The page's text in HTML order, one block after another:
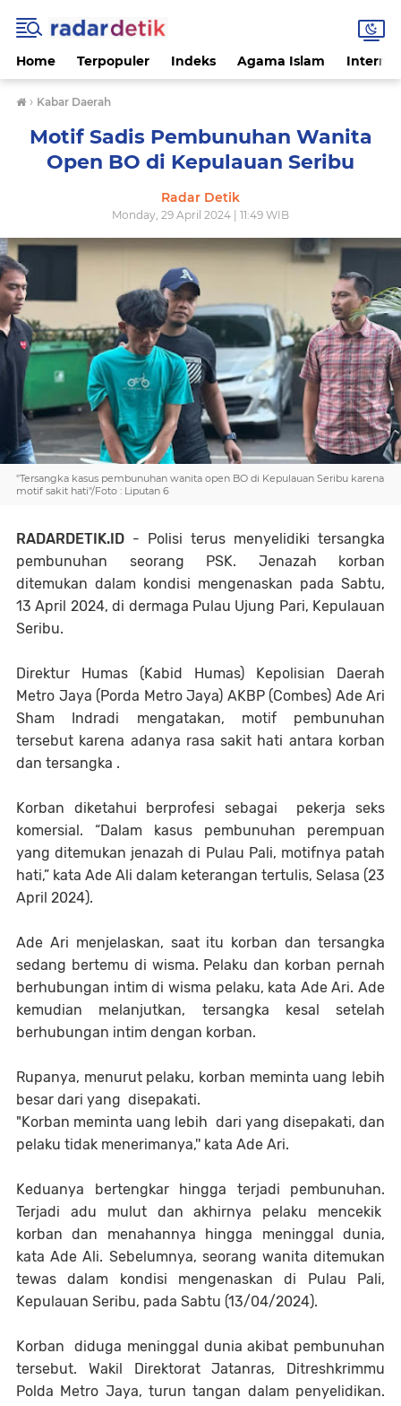
Home Terpopuler Indeks Agama Islam
› Kabar Daerah
Motif Sadis Pembunuhan Wanita
Open BO di Kepulauan Seribu
Radar Detik
Monday, 29 April 2024 | 11:49 WIB
"Tersangka kasus pembunuhan wanita open BO di Kepulauan Seribu karena
motif sakit hati"/Foto : Liputan 6
RADARDETIK.ID - Polisi terus menyelidiki tersangka
pembunuhan seorang PSK. Jenazah korban
ditemukan dalam kondisi mengenaskan pada Sabtu,
13 April 2024, di dermaga Pulau Ujung Pari, Kepulauan
Seribu.
Direktur Humas (Kabid Humas) Kepolisian Daerah
Metro Jaya (Porda Metro Jaya) AKBP (Combes) Ade Ari
Sham Indradi mengatakan, motif pembunuhan
tersebut karena adanya rasa sakit hati antara korban
dan tersangka .
Korban diketahui berprofesi sebagai pekerja seks
komersial. “Dalam kasus pembunuhan perempuan
yang ditemukan jenazah di Pulau Pali, motifnya patah
hati,” kata Ade Ali dalam keterangan tertulis, Selasa (23
April 2024).
Ade Ari menjelaskan, saat itu korban dan tersangka
sedang bertemu di wisma. Pelaku dan korban pernah
berhubungan intim di wisma pelaku, kata Ade Ari. Ade
kemudian melanjutkan, tersangka kesal setelah
berhubungan intim dengan korban.
Rupanya, menurut pelaku, korban meminta uang lebih
besar dari yang disepakati.
"Korban meminta uang lebih dari yang disepakati, dan
pelaku tidak menerimanya,'' kata Ade Ari.
Keduanya bertengkar hingga terjadi pembunuhan.
Terjadi adu mulut dan akhirnya pelaku mencekik
korban dan menahannya hingga meninggal dunia,
kata Ade Ali. Sebelumnya, seorang wanita ditemukan
tewas dalam kondisi mengenaskan di Pulau Pali,
Kepulauan Seribu, pada Sabtu (13/04/2024).
Korban diduga meninggal dunia akibat pembunuhan
tersebut. Wakil Direktorat Jatanras, Ditreshkrimmu
Polda Metro Jaya, turun tangan dalam penyelidikan.